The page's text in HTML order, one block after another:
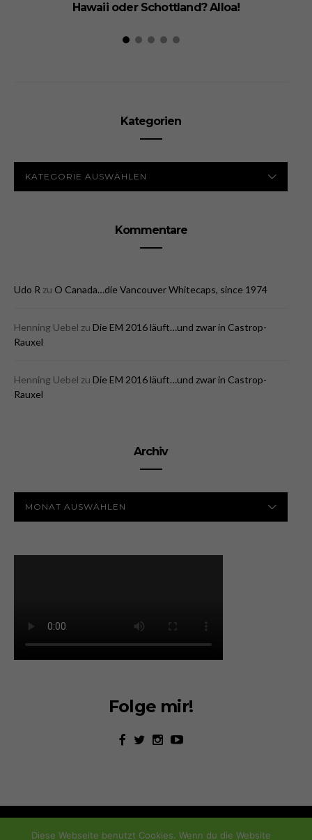
Hawaii oder Schottland? Alloa!
Kategorien
Kommentare
Udo R zu O Canada…die Vancouver Whitecaps, since 1974
Henning Uebel zu Die EM 2016 läuft…und zwar in Castrop-
Rauxel
Henning Uebel zu Die EM 2016 läuft…und zwar in Castrop-
Rauxel
Archiv
Folge mir!
Diese Webseite benutzt Cookies. Wenn du die Website